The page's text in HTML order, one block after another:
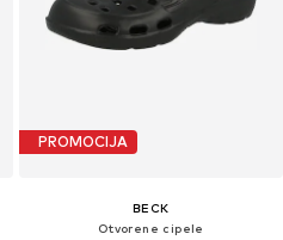
PROMOCIJA
BECK
Otvorene cipele